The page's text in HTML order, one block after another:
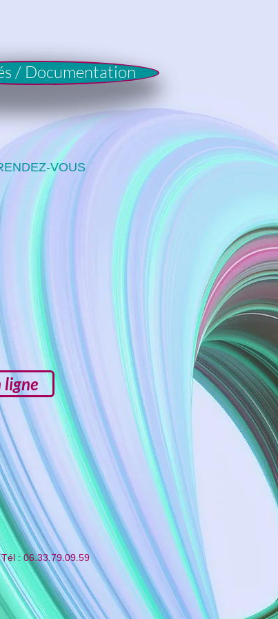
/ Documentation
VOUS
ligne
Tél : 06.33.79.09.59